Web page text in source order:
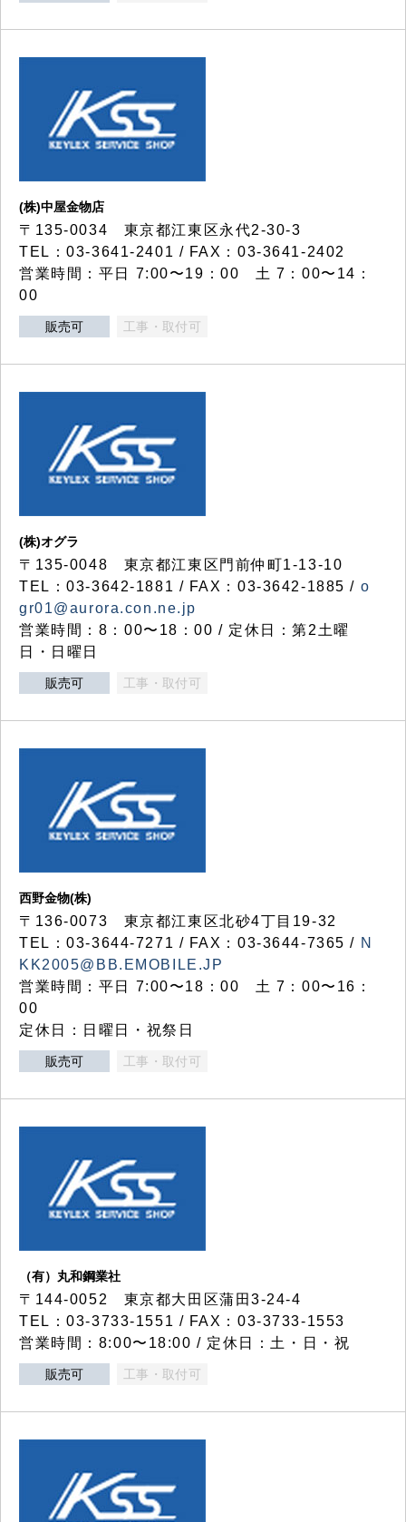
(株)中屋金物店
〒135-0034 東京都江東区永代2-30-3
TEL：03-3641-2401 / FAX：03-3641-2402
営業時間：平日 7:00〜19：00 土 7：00〜14：
00
販売可 工事・取付可
(株)オグラ
〒135-0048 東京都江東区門前仲町1-13-10
TEL：03-3642-1881 / FAX：03-3642-1885 / o
gr01@aurora.con.ne.jp
営業時間：8：00〜18：00 / 定休日：第2土曜
日・日曜日
販売可 工事・取付可
西野金物(株)
〒136-0073 東京都江東区北砂4丁目19-32
TEL：03‐3644‐7271 / FAX：03-3644-7365 / N
KK2005@BB.EMOBILE.JP
営業時間：平日 7:00〜18：00 土 7：00〜16：
00
定休日：日曜日・祝祭日
販売可 工事・取付可
（有）丸和鋼業社
〒144-0052 東京都大田区蒲田3-24-4
TEL：03-3733-1551 / FAX：03-3733-1553
営業時間：8:00〜18:00 / 定休日：土・日・祝
販売可 工事・取付可